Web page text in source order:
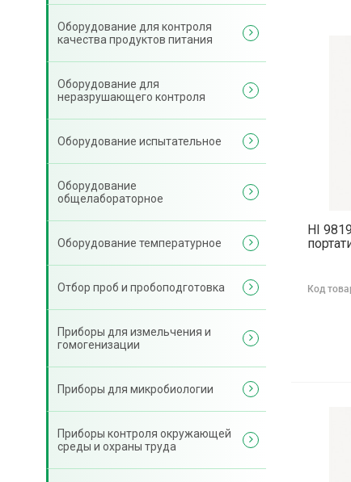
Оборудование для контроля
качества продуктов питания
Оборудование для
неразрушающего контроля
Оборудование испытательное
Оборудование
общелабораторное
Оборудование температурное
Отбор проб и пробоподготовка
Приборы для измельчения и
гомогенизации
Приборы для микробиологии
Приборы контроля окружающей
среды и охраны труда
HI
Код